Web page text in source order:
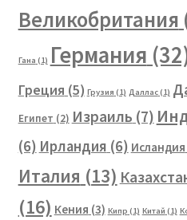
Великобритания
Гана (1) Германия
Греция (5) Грузия (1) Даллас(1)
Египет (2) Израиль (7)
(6) Ирландия (6) Исландия
Италия (13)
(16) Кения (3) Кипр (1) Китай (1)